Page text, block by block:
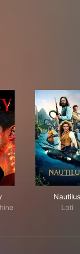
Nautilus
Loti